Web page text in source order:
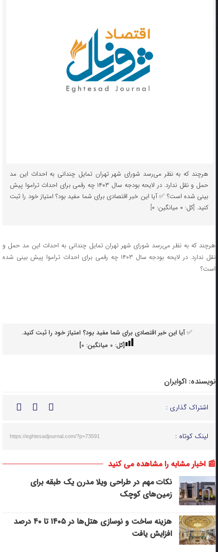
هرچند که به نظر می‌رسد شورای شهر تهران تمایل چندانی به احداث این مد
حمل و نقل ندارد. در لایحه بودجه سال ۱۴۰۳ چه رقمی برای احداث تراموا پیش
بینی شده است؟ ✅ آیا این خبر اقتصادی برای شما مفید بود؟ امتیاز خود را ثبت
کنید. [کل: ۰ میانگین: ۰]
هرچند که به نظر می‌رسد شورای شهر تهران تمایل چندانی به احداث این مد حمل و
نقل ندارد. در لایحه بودجه سال ۱۴۰۳ چه رقمی برای احداث تراموا پیش بینی شده
است؟
✅ آیا این خبر اقتصادی برای شما مفید بود؟ امتیاز خود را ثبت کنید.
[کل: 0میانگین: 0
]
نویسنده: اکوایران
اشتراک گذاری :
لینک کوتاه : https://eghtesadjournal.com/?p=73591
📰 اخبار مشابه را مشاهده می کنید
نکات مهم در طراحی ویلا مدرن یک طبقه برای
زمین‌های کوچک
هزینه ساخت و نوسازی هتل‌ها در ۱۴۰۵ تا ۴۰ درصد
افزایش یافت